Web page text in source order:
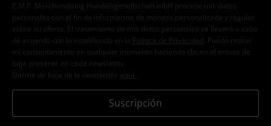
E.M.P. Merchandising Handelsgesellschaft mbH procese mis datos
personales con el fin de informarme de manera personalizada y regular
sobre su oferta. El tratamiento de mis datos personales se llevará a cabo
de acuerdo con lo establecido en la
Política de Privacidad . Puedo retirar
mi consentimiento en cualquier momento haciendo clic en el enlace de
baja presente en cada newsletter.
Darme de baja de la newsletter
aquí
Suscripción